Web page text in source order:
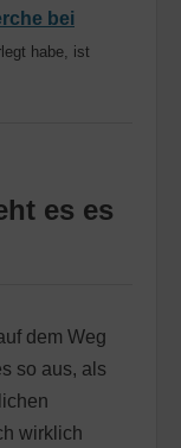
bei
habe, ist
es es
dem Weg
so aus, als
wirklich